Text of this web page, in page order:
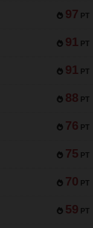
97 PT
91 PT
91 PT
88 PT
76 PT
75 PT
70 PT
59 PT